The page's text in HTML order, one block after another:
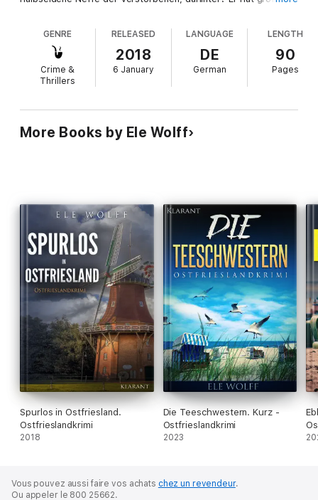
sind offen, in Neeles eigenem Freundeskreis ergeben sich
Verdachtsmomente, und sie ruht nicht, bevor der Fall endgültig
geklärt ist...
GENRE
Crime &
Thrillers
RELEASED
2018
6 January
LANGUAGE
DE
German
LENGTH
90
Pages
More Books by Ele Wolff
Spurlos in Ostfriesland.
Ostfrieslandkrimi
2018
Die Teeschwestern. Kurz -
Ostfrieslandkrimi
2023
Vous pouvez aussi faire vos achats chez un revendeur.
Ou appeler le 800 25662.